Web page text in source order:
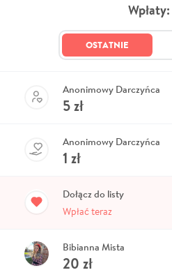
Wpłaty:
OSTATNIE
Anonimowy Darczyńca
5zł
Anonimowy Darczyńca
1 zł
Dołącz do listy
Wpłać teraz
Bibianna Mista
20 zł